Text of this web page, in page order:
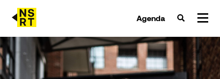
Agenda
agenda & tickets